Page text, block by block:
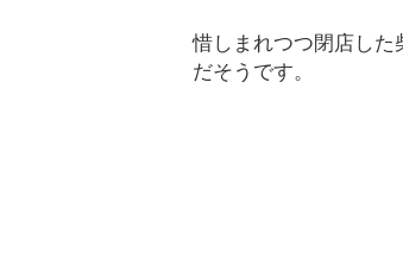
惜しまれつつ閉店し
だそうです。